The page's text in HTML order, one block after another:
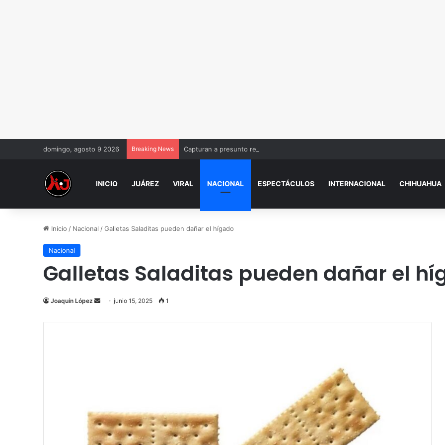
domingo, agosto 9 2026 Breaking News Capturan a presunto responsable de empujar a adulto mayor a su muerte
INICIO JUÁREZ VIRAL NACIONAL ESPECTÁCULOS INTERNACIONAL CHIHUAHUA
Inicio / Nacional /Galletas Saladitas pueden dañar el hígado
Nacional
Galletas Saladitas pueden dañar el
Joaquín López
Send
email
junio 15, 2025 1